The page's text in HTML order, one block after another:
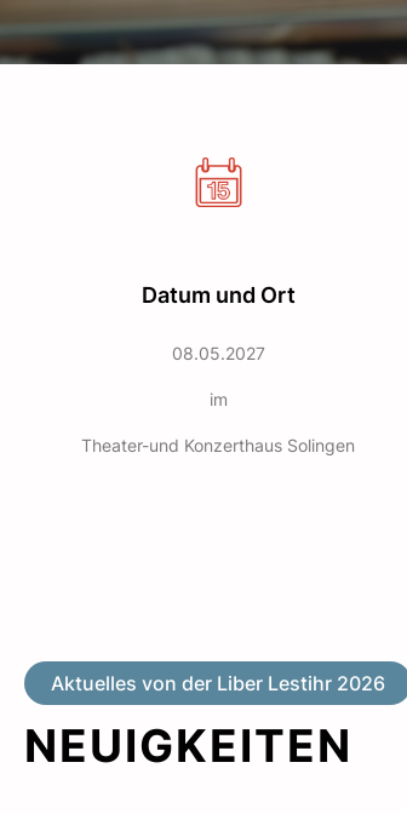
Datum und Ort
08.05.2027
im
Theater-und Konzerthaus Solingen
Aktuelles von der Liber Lestihr 2026
NEUIGKEITEN